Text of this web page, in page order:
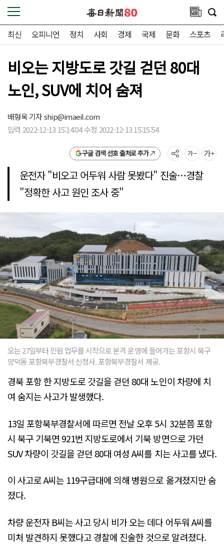
최신 오피니언 정치 사회 경제 국제 문화 스포츠
비오는 지방도로 갓길 걷던 80대
노인, SUV에 치어 숨져
배형욱 기자ship@imaeil.com
입력 2022-12-13 15:14:04 수정 2022-12-13 15:15:54
구글 검색 선호 출처로 추가
운전자 "비오고 어두워 사람 못봤다" 진술…경찰
"정확한 사고 원인 조사 중"
오는 27일부터 민원 업무를 시작으로 본격 운영에 들어가는 포항시 북구
양덕동 포항북부경찰서 신청사. 포항북부경찰서 제공.
경북 포항 한 지방도로 갓길을 걷던 80대 노인이 차량에 치
여 숨지는 사고가 발생했다.
13일 포항북부경찰서에 따르면 전날 오후 5시 32분쯤 포항
시 북구 기북면 921번 지방도로에서 기북 방면으로 가던
SUV 차량이 갓길을 걷던 80대 여성 A씨를 치는 사고를 냈다.
이 사고로 A씨는 119구급대에 의해 병원으로 옮겨졌지만 숨
졌다.
차량 운전자 B씨는 사고 당시 비가 오는 데다 어두워 A씨를
미처 발견하지 못했다고 경찰에 진술한 것으로 알려졌다.